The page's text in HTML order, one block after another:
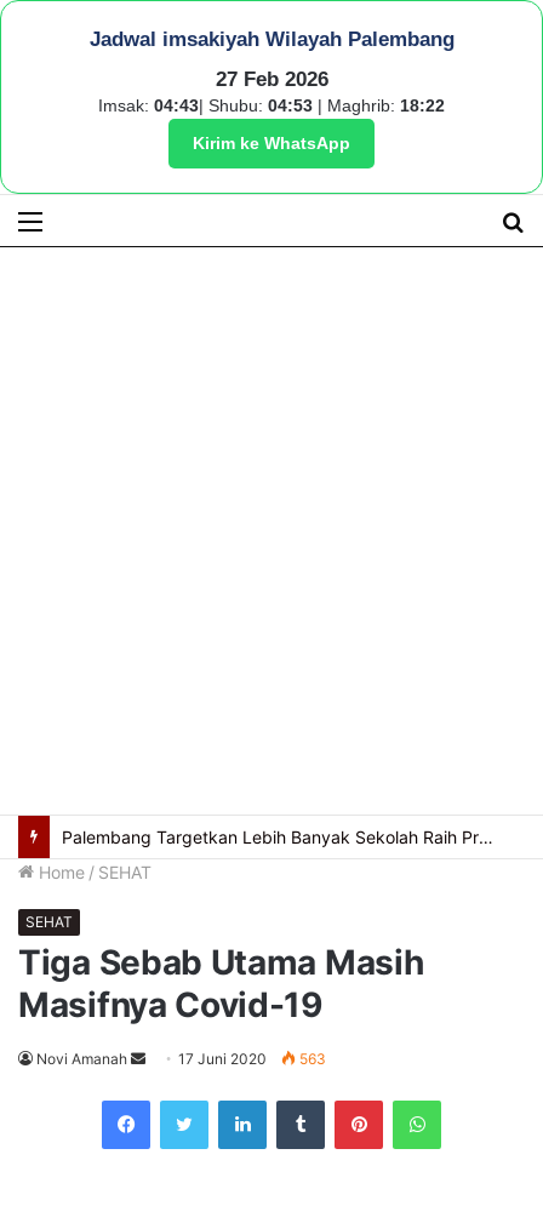
Jadwal imsakiyah Wilayah Palembang
27 Feb 2026
Imsak: 04:43| Shubu: 04:53 | Maghrib: 18:22
Kirim ke WhatsApp
Menu
Palembang Targetkan Lebih Banyak Sekolah Raih Predikat Adiwiyata
Home / SEHAT
SEHAT
Tiga Sebab Utama Masih
Masifnya Covid-19
Novi Amanah
Send
email
17 Juni 2020 563
FacebookTwitterLinkedInTumblrPinterestWhatsApp